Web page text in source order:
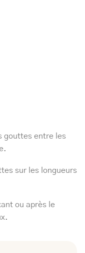
gouttes entre les
sur les longueurs
ou après le